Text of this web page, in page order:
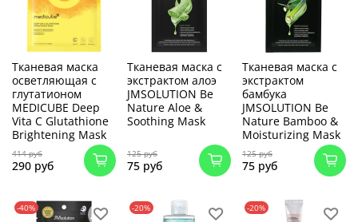
Тканевая маска
осветляющая с
глутатионом
MEDICUBE Deep
Vita C Glutathione
Brightening Mask
414 руб
290 руб
Тканевая маска с
экстрактом алоэ
JMSOLUTION Be
Nature Aloe &
Soothing Mask
125 руб
75 руб
Тканевая маска с
экстрактом
бамбука
JMSOLUTION Be
Nature Bamboo &
Moisturizing Mask
125 руб
75 руб
-40% -20% -20%